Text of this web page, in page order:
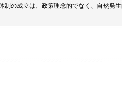
の成立は、政策理念的でなく、自然発生